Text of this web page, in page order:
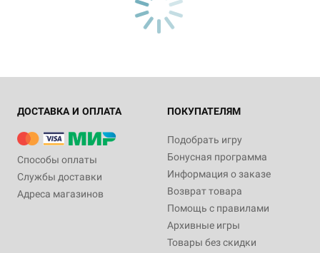
ДОСТАВКА И ОПЛАТА
Способы оплаты
Службы доставки
Адреса магазинов
ПОКУПАТЕЛЯМ
Подобрать игру
Бонусная программа
Информация о заказе
Возврат товара
Помощь с правилами
Архивные игры
Товары без скидки